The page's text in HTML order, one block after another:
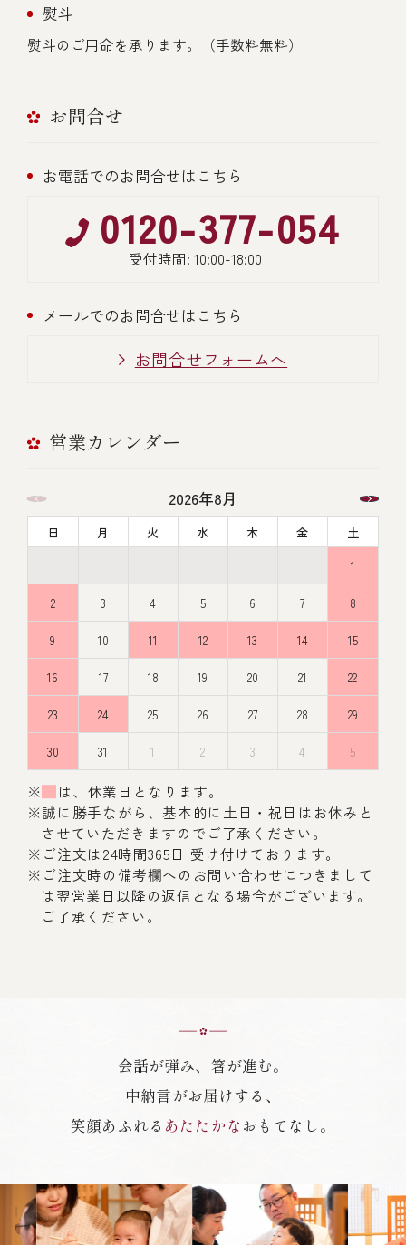
熨斗
熨斗のご用命を承ります。（手数料無料）
お問合せ
お電話でのお問合せはこちら
0120-377-054
受付時間: 10:00-18:00
メールでのお問合せはこちら
お問合せフォームへ
営業カレンダー
2026年8月
日 月 火 水 木 金
土
1
2 3 4 5 6 7 8
9 10 11 12 13 14 15
16 17 18 19 20 21 22
23 24 25 26 27 28 29
30 31 1 2 3 4 5
※
は、休業日となります。
※誠に勝手ながら、基本的に土日・祝日はお休みと
させていただきますのでご了承ください。
※ご注文は24時間365日 受け付けております。
※ご注文時の備考欄へのお問い合わせにつきまして
は翌営業日以降の返信となる場合がございます。
ご了承ください。
会話が弾み、箸が進む。
中納言がお届けする、
笑顔あふれる あたたかな おもてなし。